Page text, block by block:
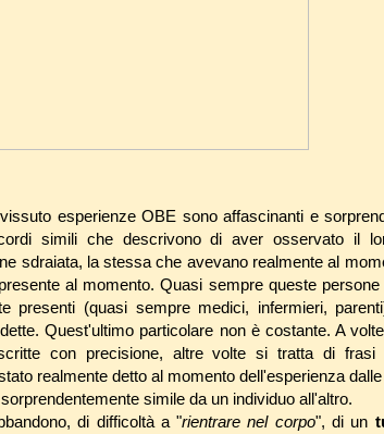
esperienze OBE sono affascinanti e
simili che descrivono di aver osservato il
sdraiata, la stessa che avevano realmente al
al momento. Quasi sempre queste
presenti (quasi sempre medici, infermieri,
Quest'ultimo particolare non è costante. A
con precisione, altre volte si tratta di frasi
realmente detto al momento dell'esperienza
simile da un individuo all'altro.
di difficoltà a "rientrare nel corpo", di un